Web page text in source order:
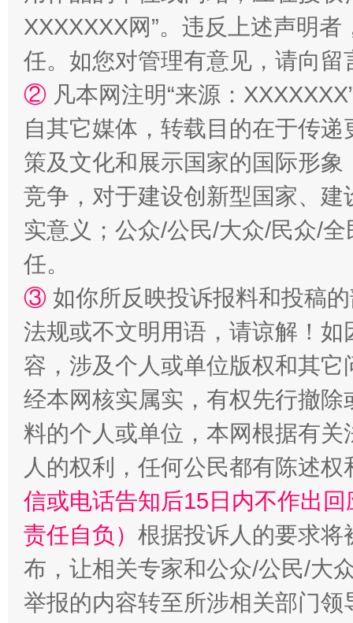
扯下公款旅游的“隐身衣” 如何以
“蜀中异人”王建安的艺术幻境
XXXXXXX网”。违反上述声明
任。如您对管理有意见，请向
② 凡本网注明“来源：
自其它媒体，转载目的在于传
策及文化和展示国家的国际形
竞争，对于建设创新型国家、
实意义；公众/公民/大众/民众/
任。
③ 如你所反映投诉报料和投稿
法规或不文明用语，请谅解！
容，涉及个人或单位版权和其它
经本网核实属实，有权先行撤
料的个人或单位，本网根据有
人的权利，任何公民都有陈述
信或电话告知后15日内不作出
责任自负） 根据投诉人的要求将
布，让相关专家和公众/公民/大
举报的内容转至所涉相关部门